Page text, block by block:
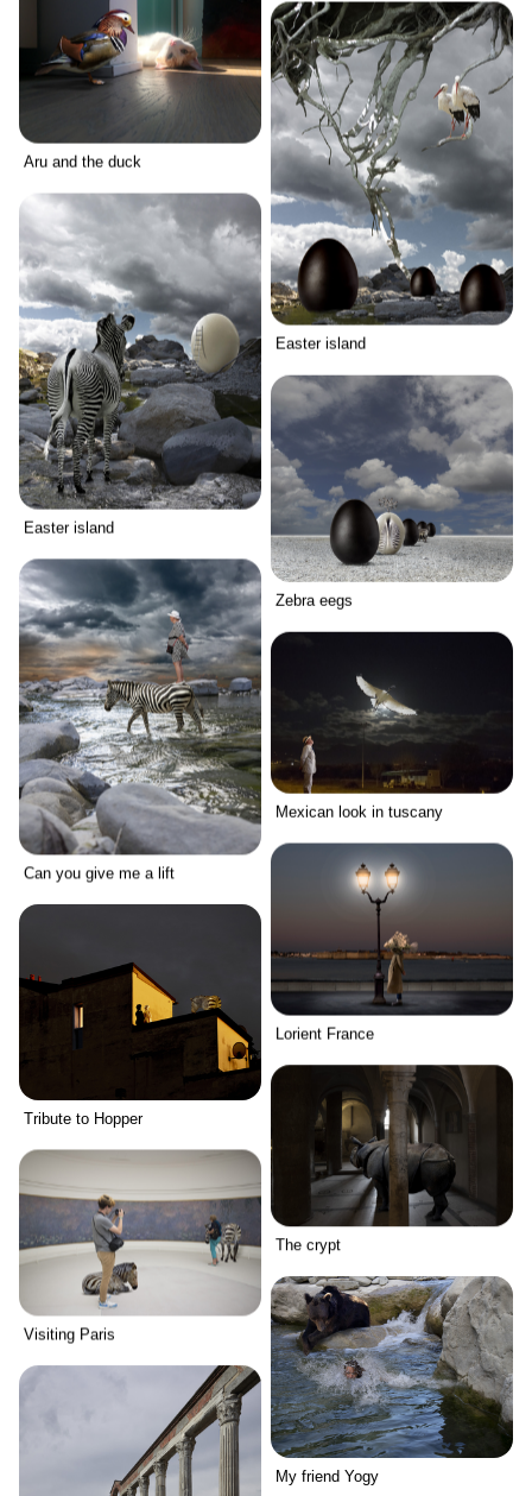
Aru and the duck
Easter island
Easter island
Zebra eegs
Can you give me a lift
Mexican look in tuscany
Lorient France
Tribute to Hopper
The crypt
Visiting Paris
My friend Yogy